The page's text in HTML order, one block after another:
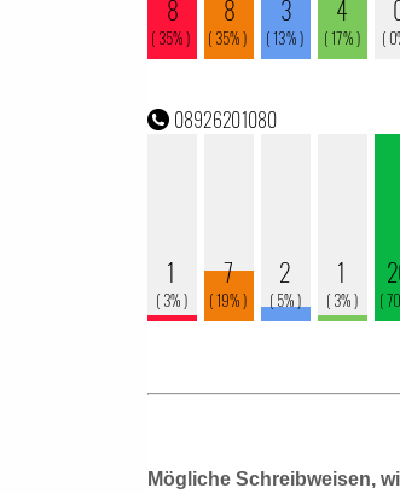
Mögliche Schreibweisen,